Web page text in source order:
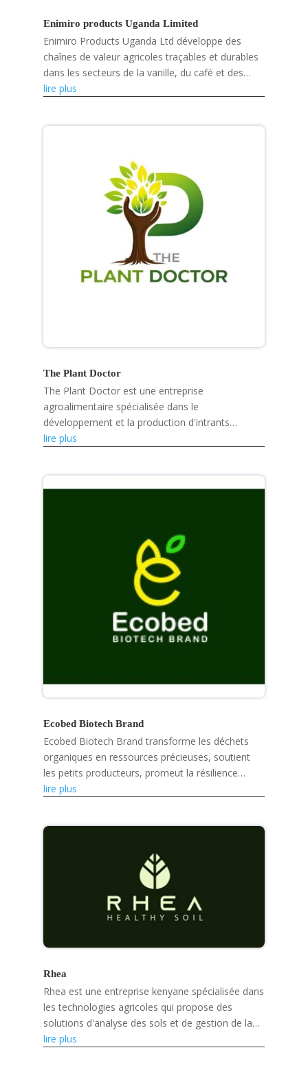
Enimiro products Uganda Limited
Enimiro Products Uganda Ltd développe des
chaînes de valeur agricoles traçables et durables
dans les secteurs de la vanille, du café et des
fruits séchés, tout en renforçant les capacités
lire plus
The Plant Doctor
The Plant Doctor est une entreprise
agroalimentaire spécialisée dans le
développement et la production d'intrants
agricoles biologiques et de solutions
lire plus
Ecobed Biotech Brand
Ecobed Biotech Brand transforme les déchets
organiques en ressources précieuses, soutient
les petits producteurs, promeut la résilience
climatique et développe des produits écologiques
lire plus
Rhea
Rhea est une entreprise kenyane spécialisée dans
les technologies agricoles qui propose des
solutions d'analyse des sols et de gestion de la
santé des sols basées sur l'intelligence
lire plus